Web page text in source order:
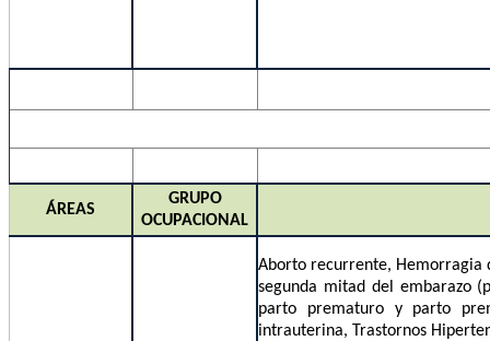
ÁREAS
GRUPO
OCUPACIONAL
Aborto recurrente, Hemorragia
segunda mitad del embarazo
parto prematuro y parto
intrauterina, Trastornos